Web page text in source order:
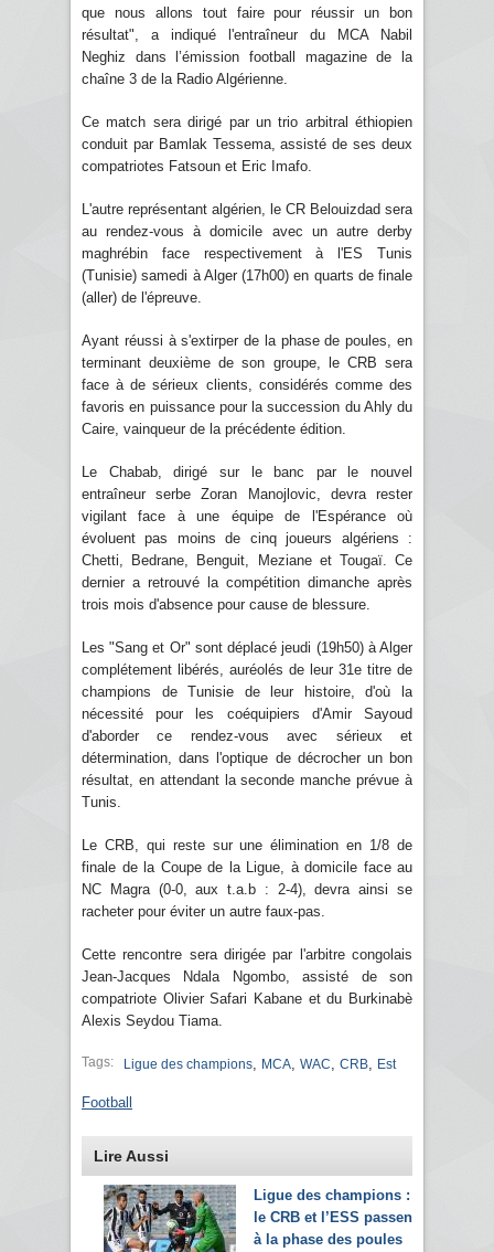
que nous allons tout faire pour réussir un bon
résultat", a indiqué l'entraîneur du MCA Nabil
Neghiz dans l’émission football magazine de la
chaîne 3 de la Radio Algérienne.
Ce match sera dirigé par un trio arbitral éthiopien
conduit par Bamlak Tessema, assisté de ses deux
compatriotes Fatsoun et Eric Imafo.
L'autre représentant algérien, le CR Belouizdad sera
au rendez-vous à domicile avec un autre derby
maghrébin face respectivement à l'ES Tunis
(Tunisie) samedi à Alger (17h00) en quarts de finale
(aller) de l'épreuve.
Ayant réussi à s'extirper de la phase de poules, en
terminant deuxième de son groupe, le CRB sera
face à de sérieux clients, considérés comme des
favoris en puissance pour la succession du Ahly du
Caire, vainqueur de la précédente édition.
Le Chabab, dirigé sur le banc par le nouvel
entraîneur serbe Zoran Manojlovic, devra rester
vigilant face à une équipe de l'Espérance où
évoluent pas moins de cinq joueurs algériens :
Chetti, Bedrane, Benguit, Meziane et Tougaï. Ce
dernier a retrouvé la compétition dimanche après
trois mois d'absence pour cause de blessure.
Les "Sang et Or" sont déplacé jeudi (19h50) à Alger
complétement libérés, auréolés de leur 31e titre de
champions de Tunisie de leur histoire, d'où la
nécessité pour les coéquipiers d'Amir Sayoud
d'aborder ce rendez-vous avec sérieux et
détermination, dans l'optique de décrocher un bon
résultat, en attendant la seconde manche prévue à
Tunis.
Le CRB, qui reste sur une élimination en 1/8 de
finale de la Coupe de la Ligue, à domicile face au
NC Magra (0-0, aux t.a.b : 2-4), devra ainsi se
racheter pour éviter un autre faux-pas.
Cette rencontre sera dirigée par l'arbitre congolais
Jean-Jacques Ndala Ngombo, assisté de son
compatriote Olivier Safari Kabane et du Burkinabè
Alexis Seydou Tiama.
Tags: Ligue des champions MCA WAC CRB Est
Football
Lire Aussi
Ligue des champions :
le CRB et l’ESS passent
à la phase des poules